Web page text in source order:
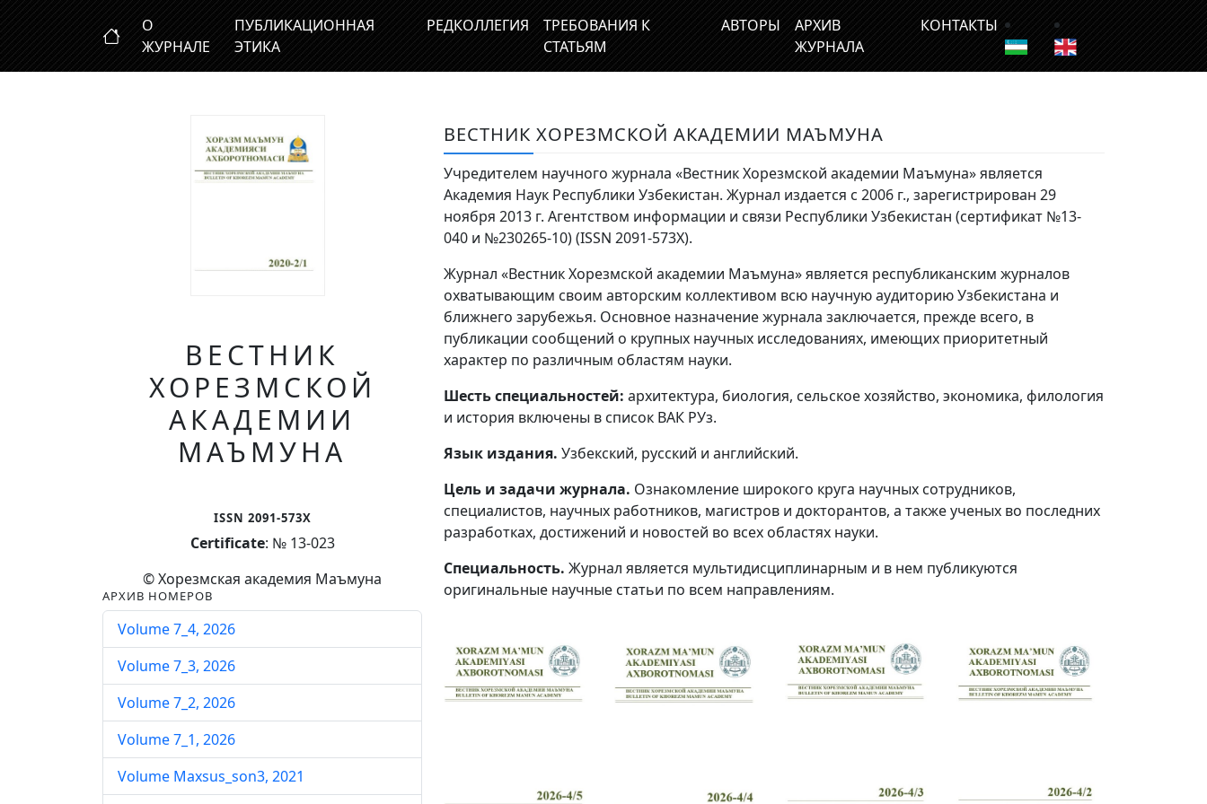
О
ЖУРНАЛЕ
ПУБЛИКАЦИОННАЯ
ЭТИКА
РЕДКОЛЛЕГИЯ
ТРЕБОВАНИЯ К
СТАТЬЯМ
АВТОРЫ
АРХИВ
ЖУРНАЛА
КОНТАКТЫ
ВЕСТНИК
ХОРЕЗМСКОЙ
АКАДЕМИИ
МАЪМУНА
ISSN 2091-573X
Certificate: № 13-023
© Хорезмская академия Маъмуна
АРХИВ НОМЕРОВ
Volume 7_4, 2026
Volume 7_3, 2026
Volume 7_2, 2026
Volume 7_1, 2026
Volume Maxsus_son3, 2021
ВЕСТНИК ХОРЕЗМСКОЙ АКАДЕМИИ МАЪМУНА
Учредителем научного журнала «Вестник Хорезмской академии Маъмуна» является
Академия Наук Республики Узбекистан. Журнал издается с 2006 г., зарегистрирован 29
ноября 2013 г. Агентством информации и связи Республики Узбекистан (сертификат №13-
040 и №230265-10) (ISSN 2091-573Х).
Журнал «Вестник Хорезмской академии Маъмуна» является республиканским журналов
охватывающим своим авторским коллективом всю научную аудиторию Узбекистана и
ближнего зарубежья. Основное назначение журнала заключается, прежде всего, в
публикации сообщений о крупных научных исследованиях, имеющих приоритетный
характер по различным областям науки.
Шесть специальностей: архитектура, биология, сельское хозяйство, экономика, филология
и история включены в список ВАК РУз.
Язык издания. Узбекский, русский и английский.
Цель и задачи журнала. Ознакомление широкого круга научных сотрудников,
специалистов, научных работников, магистров и докторантов, а также ученых во последних
разработках, достижений и новостей во всех областях науки.
Специальность. Журнал является мультидисциплинарным и в нем публикуются
оригинальные научные статьи по всем направлениям.